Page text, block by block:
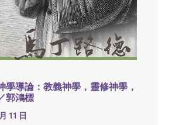
學導論：教義神學，靈修神學，
郭鴻標
11 日